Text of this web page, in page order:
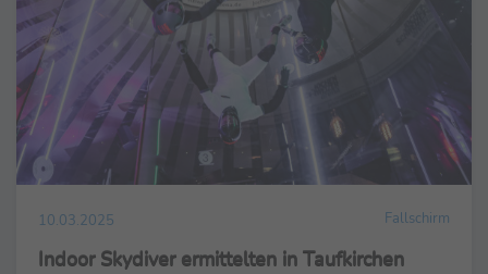
10.03.2025 Fallschirm
Indoor Skydiver ermittelten in Taufkirchen